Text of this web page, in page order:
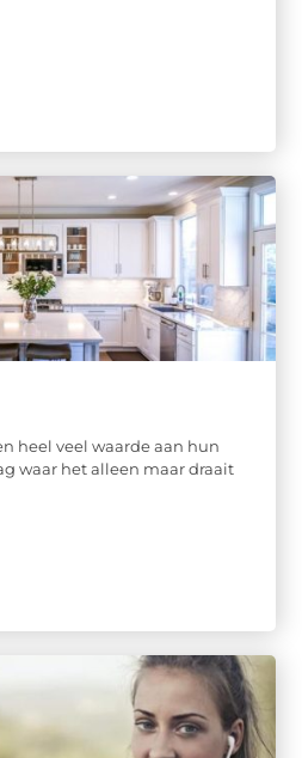
heel veel waarde aan hun
waar het alleen maar draait